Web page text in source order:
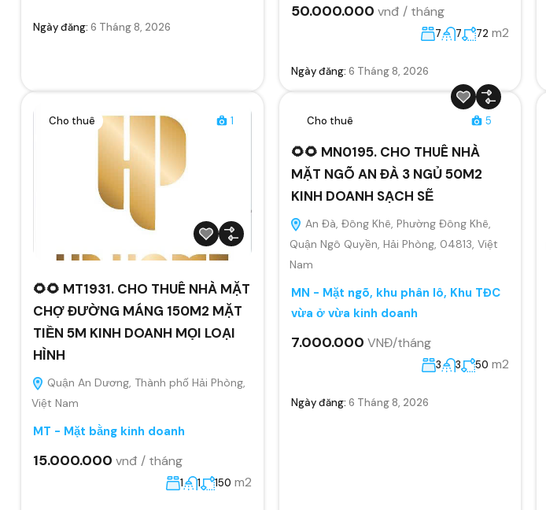
Ngày đăng: 6 Tháng 8, 2026
50.000.000 vnđ / tháng
7 7 72 m2
Ngày đăng: 6 Tháng 8, 2026
Cho thuê 1
🌻🌻 MT1931. CHO THUÊ NHÀ MẶT
CHỢ ĐƯỜNG MÁNG 150M2 MẶT
TIỀN 5M KINH DOANH MỌI LOẠI
HÌNH
Quận An Dương, Thành phố Hải Phòng,
Việt Nam
MT - Mặt bằng kinh doanh
15.000.000 vnđ / tháng
1 1 150 m2
Cho thuê 5
🌻🌻 MN0195. CHO THUÊ NHÀ
MẶT NGÕ AN ĐÀ 3 NGỦ 50M2
KINH DOANH SẠCH SẼ
An Đà, Đông Khê, Phường Đông Khê,
Quận Ngô Quyền, Hải Phòng, 04813, Việt
Nam
MN - Mặt ngõ, khu phân lô, Khu TĐC
vừa ở vừa kinh doanh
7.000.000 VNĐ/tháng
3 3 50 m2
Ngày đăng: 6 Tháng 8, 2026